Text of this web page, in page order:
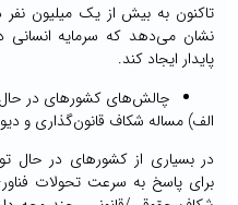
تاکنون به بیش از یک میلیون
نشان می‌دهد که سرمایه انسانی
پایدار ایجاد کند.
چالش‌های کشورهای در
الف) مساله شکاف قانون‌گذاری و
در بسیاری از کشورهای در حال
برای پاسخ به سرعت تحولات